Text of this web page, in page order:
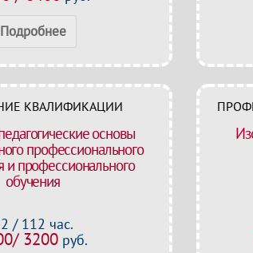
Подробнее
КВАЛИФИКАЦИИ
основы
профессионального
и профессионального
обучения
/ 112 час.
3200 руб.